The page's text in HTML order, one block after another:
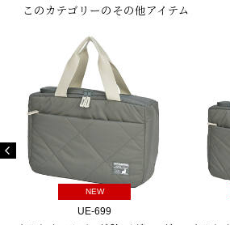
このカテゴリーのその他アイテム
NEW
UE-699